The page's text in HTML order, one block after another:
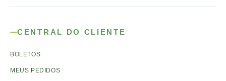
CENTRAL DO CLIENTE
BOLETOS
MEUS PEDIDOS